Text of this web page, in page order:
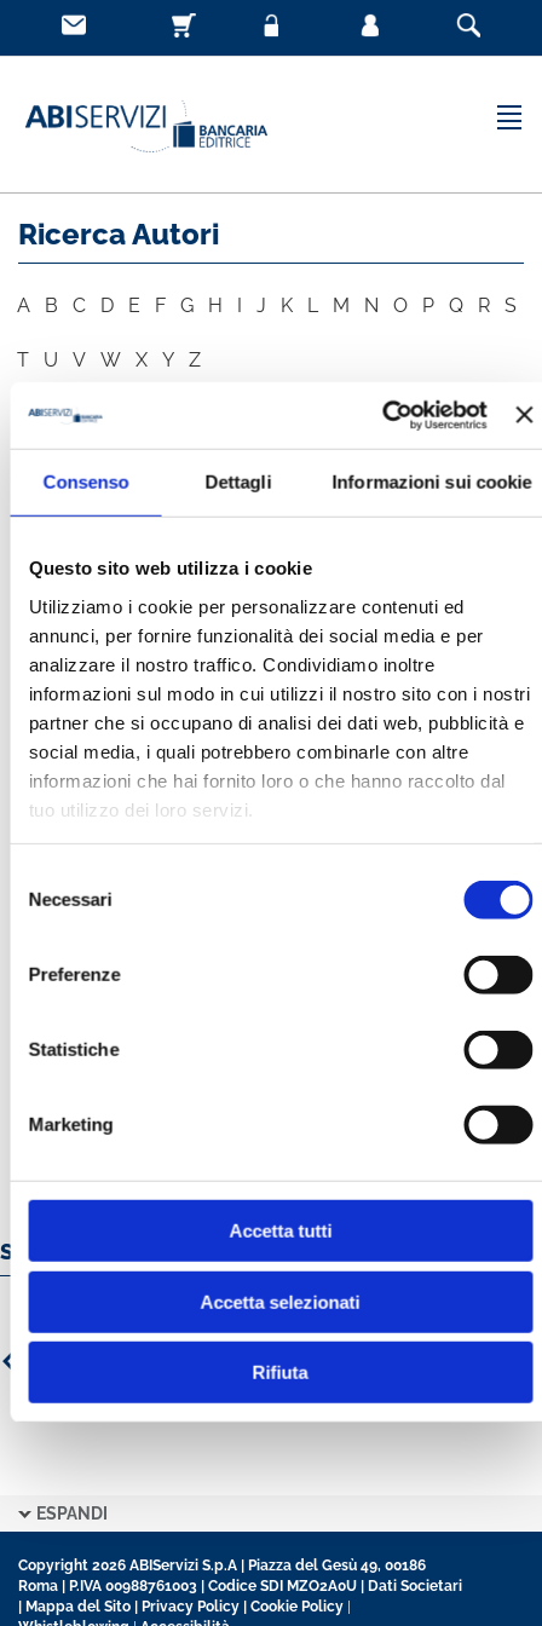
Consenso Dettagli Informazioni sui cookie
Questo sito web utilizza i cookie
Utilizziamo i cookie per personalizzare contenuti ed
annunci, per fornire funzionalità dei social media e per
analizzare il nostro traffico. Condividiamo inoltre
informazioni sul modo in cui utilizzi il nostro sito con i nostri
partner che si occupano di analisi dei dati web, pubblicità e
social media, i quali potrebbero combinarle con altre
informazioni che hai fornito loro o che hanno raccolto dal
tuo utilizzo dei loro servizi.
delNecessari
Preferenze
Statistiche
Marketing
Accetta tutti
Accetta selezionati
Rifiuta
Ricerca Autori
A B C D E F G H I J K L M N O P Q R S
T U V W X Y Z
AUTORE
Antonio Tricarico
Campagna per la Riforma della Banca Mondiale
Ha pubblicato con noi
Servizi e prodotti online
ESPANDI
Copyright 2026 ABIServizi S.p.A | Piazza del Gesù 49, 00186
Roma | P.IVA 00988761003 | Codice SDI MZO2A0U |
Dati Societari
Mappa del Sito Privacy Policy Cookie Policy